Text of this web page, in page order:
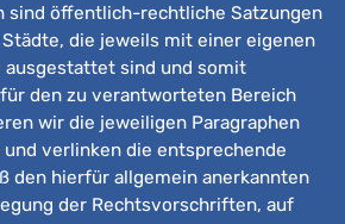
sind öffentlich-rechtliche Satzungen
die jeweils mit einer eigenen
ausgestattet sind und somit
den zu verantworteten Bereich
wir die jeweiligen Paragraphen
und verlinken die entsprechende
den hierfür allgemein anerkannten
der Rechtsvorschriften, auf